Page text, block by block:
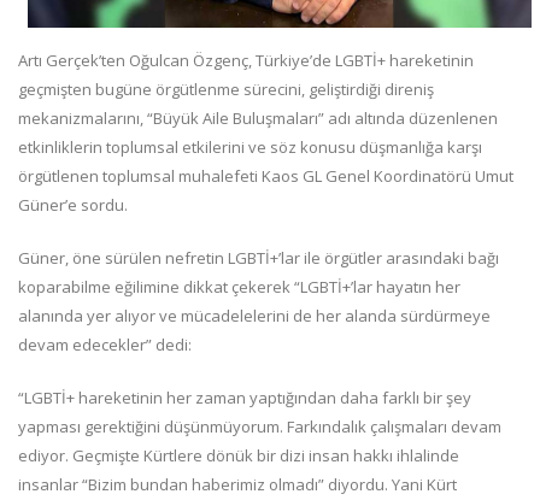
Artı Gerçek’ten Oğulcan Özgenç, Türkiye’de LGBTİ+ hareketinin
geçmişten bugüne örgütlenme sürecini, geliştirdiği direniş
mekanizmalarını, “Büyük Aile Buluşmaları” adı altında düzenlenen
etkinliklerin toplumsal etkilerini ve söz konusu düşmanlığa karşı
örgütlenen toplumsal muhalefeti Kaos GL Genel Koordinatörü Umut
Güner’e sordu.
Güner, öne sürülen nefretin LGBTİ+’lar ile örgütler arasındaki bağı
koparabilme eğilimine dikkat çekerek “LGBTİ+’lar hayatın her
alanında yer alıyor ve mücadelelerini de her alanda sürdürmeye
devam edecekler” dedi:
“LGBTİ+ hareketinin her zaman yaptığından daha farklı bir şey
yapması gerektiğini düşünmüyorum. Farkındalık çalışmaları devam
ediyor. Geçmişte Kürtlere dönük bir dizi insan hakkı ihlalinde
insanlar “Bizim bundan haberimiz olmadı” diyordu. Yani Kürt